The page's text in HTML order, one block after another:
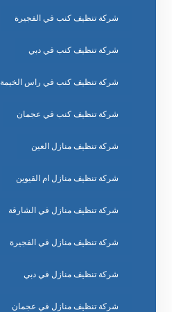
شركة تنظيف كنب في الفجيرة
شركة تنظيف كنب في دبي
شركة تنظيف كنب في راس الخيمة
شركة تنظيف كنب في عجمان
شركة تنظيف منازل العين
شركة تنظيف منازل ام القيوين
شركة تنظيف منازل في الشارقة
شركة تنظيف منازل في الفجيرة
شركة تنظيف منازل في دبي
شركة تنظيف منازل في عجمان